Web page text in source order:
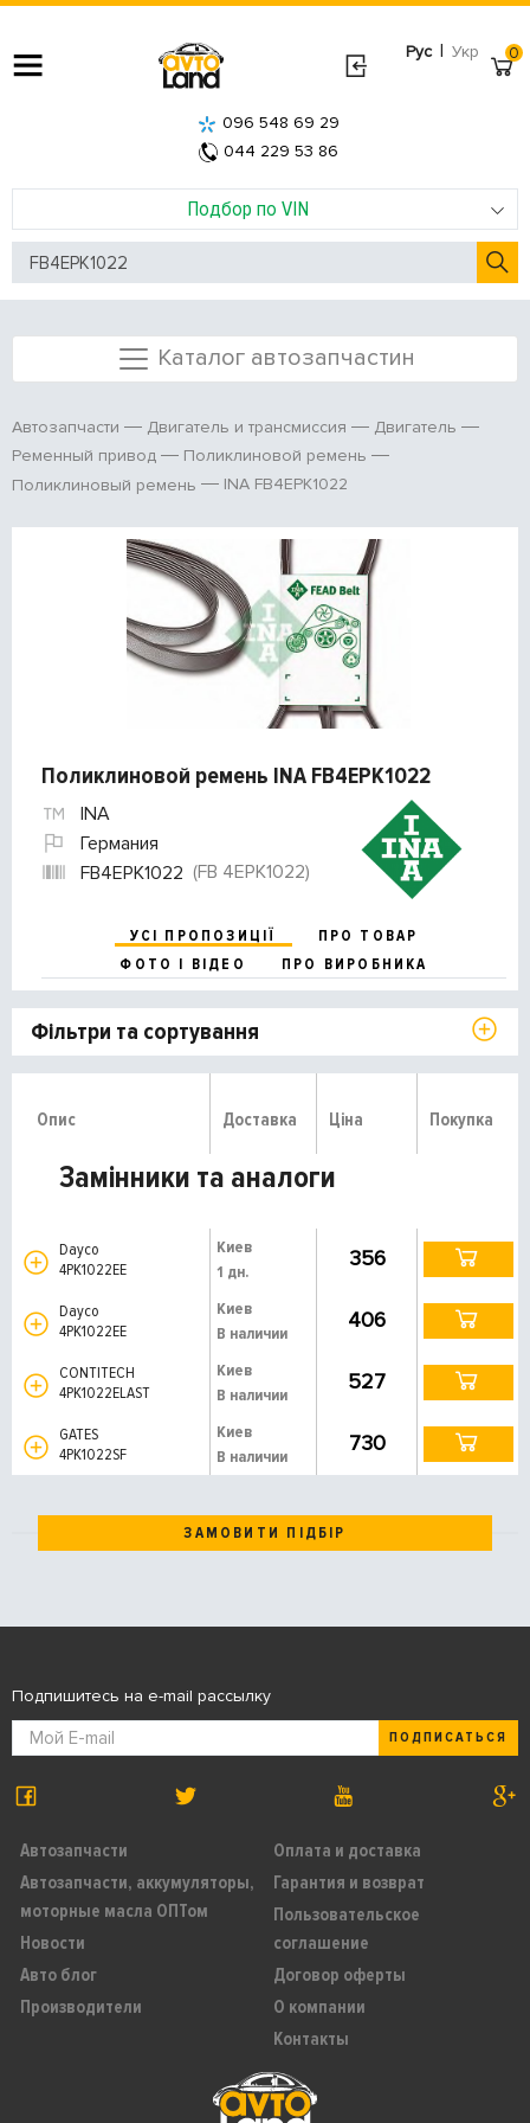
Рус | Укр
Подбор по VIN
096 548 69 29
044 229 53 86
0
Каталог автозапчастин
Автозапчасти Двигатель и трансмиссия
Двигатель
Ременный привод
Поликлиновой ремень
Поликлиновый ремень
INA FB4EPK1022
Поликлиновой ремень INA FB4EPK1022
INA
Германия
FB4EPK1022 (FB 4EPK1022)
УСІ ПРОПОЗИЦІЇ
ПРО ТОВАР
ФОТО І ВІДЕО
ПРО ВИРОБНИКА
Фільтри та сортування
Опис Доставка Ціна Покупка
Замінники та аналоги
Dayco
4PK1022EE
Киев
1 дн.
356
Dayco
4PK1022EE
Киев
В наличии
406
CONTITECH
4PK1022ELAST
Киев
В наличии
527
GATES
4PK1022SF
Киев
В наличии
730
ЗАМОВИТИ ПІДБІР
Автозапчасти
Автозапчасти, аккумуляторы,
моторные масла ОПТом
Новости
Авто блог
Производители
Оплата и доставка
Гарантия и возврат
Пользовательское
соглашение
Договор оферты
О компании
Контакты
Подпишитесь на e-mail рассылку
ПОДПИСАТЬСЯ